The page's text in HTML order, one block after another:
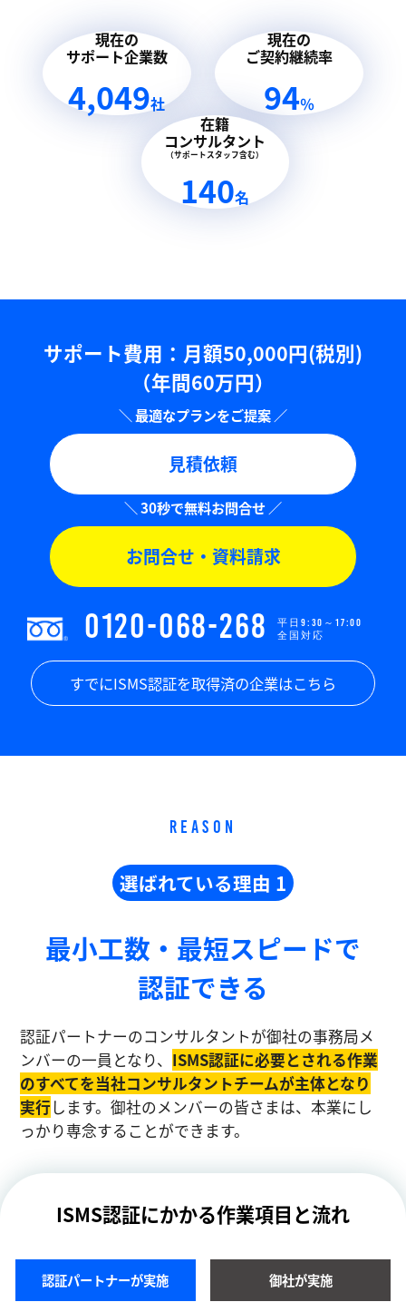
現在の
サポート企業数
4,049社
現在の
ご契約継続率
94％
在籍
コンサルタント
（サポートスタッフ含む）
140名
サポート費用：⽉額50,000円(税別)
（年間60万円）
見積依頼
お問合せ・資料請求
0120-068-268
平日9:30～17:00
全国対応
すでにISMS認証を取得済の企業はこちら
REASON
選ばれている理由 1
最小工数・最短スピードで
認証できる
認証パートナーのコンサルタントが御社の事務局メ
ンバーの一員となり、 ISMS認証に必要とされる作業
のすべてを当社コンサルタントチームが主体となり
実⾏ します。御社のメンバーの皆さまは、本業にし
っかり専念することができます。
ISMS認証にかかる作業項目と流れ
認証パートナーが実施 御社が実施